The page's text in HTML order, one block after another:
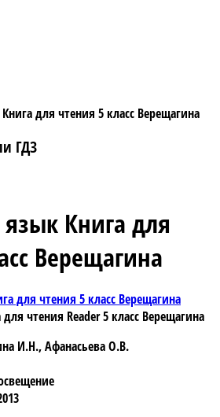
для чтения 5 класс Верещагина
ГДЗ
Книга для
Верещагина
чтения Reader 5 класс Верещагина
И.Н., Афанасьева О.В.